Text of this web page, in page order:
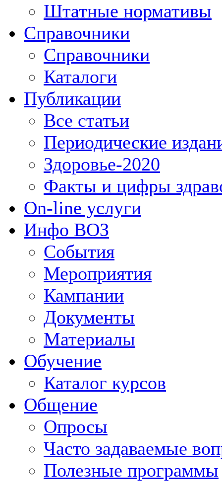
Штатные нормативы
Справочники
Справочники
Каталоги
Публикации
Все статьи
Периодические
Здоровье-2020
Факты и цифры
On-line услуги
Инфо ВОЗ
События
Мероприятия
Кампании
Документы
Материалы
Обучение
Каталог курсов
Общение
Опросы
Часто задаваемые
Полезные программы